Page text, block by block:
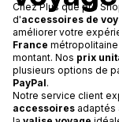
Chez Plus que pro
d'accessoires de
améliorer votre
France
montant. Nos prix
plusieurs options de
PayPal.
Notre service client
accessoires adaptés